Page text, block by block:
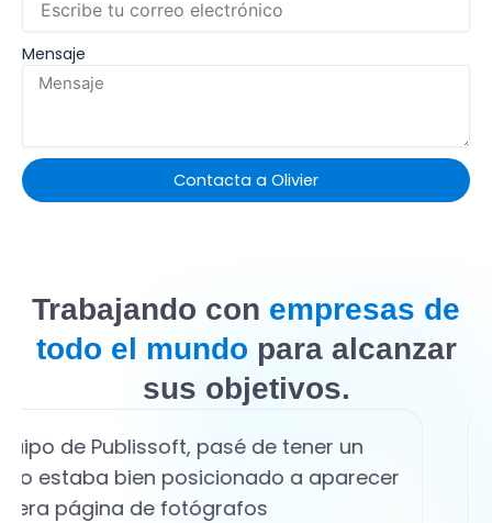
Mensaje
Contacta a Olivier
Trabajando con empresas de
todo el mundo para alcanzar
sus objetivos.
de Publissoft, pasé de tener un
estaba bien posicionado a aparecer
página de fotógrafos